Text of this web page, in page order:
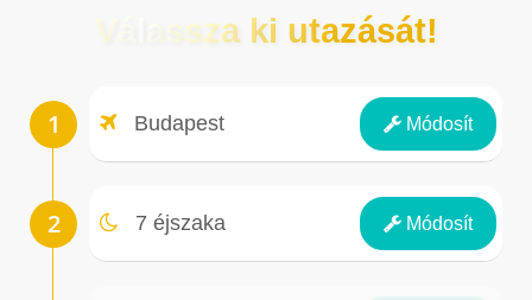
Válassza ki utazását!
Budapest Módosít
Repülőtér
7 éjszaka Módosít
Éjszakák